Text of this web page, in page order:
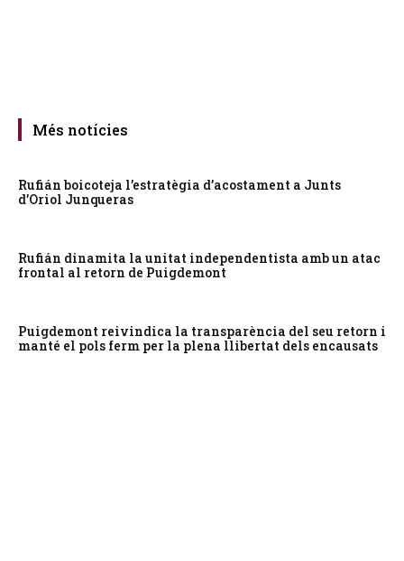
Més notícies
Rufián boicoteja l’estratègia d’acostament a Junts
d’Oriol Junqueras
Rufián dinamita la unitat independentista amb un atac
frontal al retorn de Puigdemont
Puigdemont reivindica la transparència del seu retorn i
manté el pols ferm per la plena llibertat dels encausats